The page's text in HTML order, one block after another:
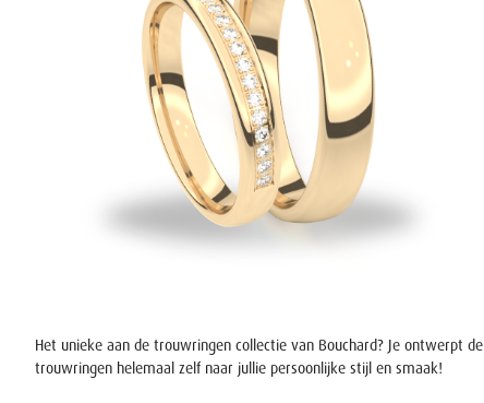
Het unieke aan de trouwringen collectie van Bouchard? Je ontwerpt de
trouwringen helemaal zelf naar jullie persoonlijke stijl en smaak!